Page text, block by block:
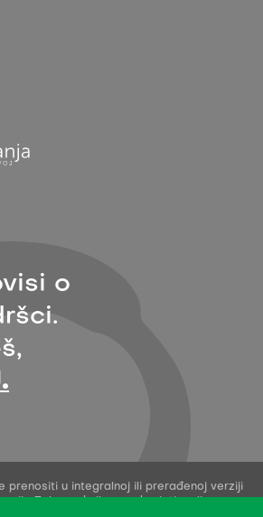
o
prenositi u integralnoj ili prerađenoj verziji